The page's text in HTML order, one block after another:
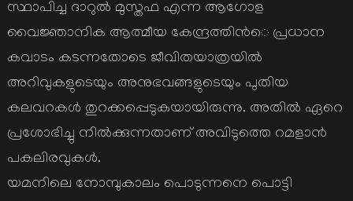
സ്ഥാപിച്ച ദാറുല്‍ മുസ്തഫ എന്ന ആഗോള
വൈജ്ഞാനിക ആത്മീയ കേന്ദ്രത്തിന്‍െ പ്രധാന
കവാടം കടന്നതോടെ ജീവിതയാത്രയില്‍
അറിവുകളുടെയും അനുഭവങ്ങളുടെയും പുതിയ
കലവറകള്‍ തുറക്കപ്പെടുകയായിരുന്നു. അതില്‍ ഏറെ
പ്രശോഭിച്ചു നില്‍ക്കുന്നതാണ് അവിടുത്തെ റമളാന്‍
പകലിരവുകള്‍.
യമനിലെ നോമ്പുകാലം പൊടുന്നനെ പൊട്ടി